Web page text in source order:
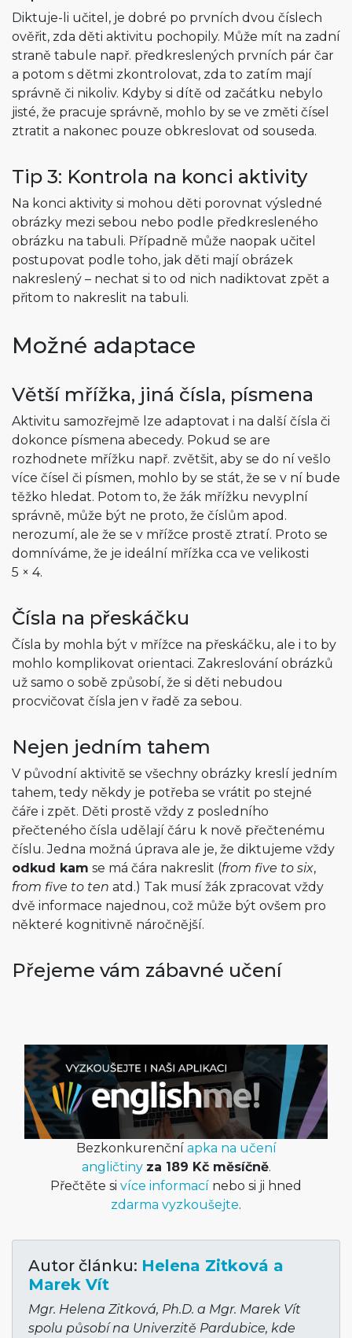
Diktuje-li učitel, je dobré po prvních dvou číslech
ověřit, zda děti aktivitu pochopily. Může mít na zadní
straně tabule např. předkreslených prvních pár čar
a potom s dětmi zkontrolovat, zda to zatím mají
správně či nikoliv. Kdyby si dítě od začátku nebylo
jisté, že pracuje správně, mohlo by se ve změti čísel
ztratit a nakonec pouze obkreslovat od souseda.
Tip 3: Kontrola na konci aktivity
Na konci aktivity si mohou děti porovnat výsledné
obrázky mezi sebou nebo podle předkresleného
obrázku na tabuli. Případně může naopak učitel
postupovat podle toho, jak děti mají obrázek
nakreslený – nechat si to od nich nadiktovat zpět a
přitom to nakreslit na tabuli.
Možné adaptace
Větší mřížka, jiná čísla, písmena
Aktivitu samozřejmě lze adaptovat i na další čísla či
dokonce písmena abecedy. Pokud se are
rozhodnete mřížku např. zvětšit, aby se do ní vešlo
více čísel či písmen, mohlo by se stát, že se v ní bude
těžko hledat. Potom to, že žák mřížku nevyplní
správně, může být ne proto, že číslům apod.
nerozumí, ale že se v mřížce prostě ztratí. Proto se
domníváme, že je ideální mřížka cca ve velikosti
5 × 4.
Čísla na přeskáčku
Čísla by mohla být v mřížce na přeskáčku, ale i to by
mohlo komplikovat orientaci. Zakreslování obrázků
už samo o sobě způsobí, že si děti nebudou
procvičovat čísla jen v řadě za sebou.
Nejen jedním tahem
V původní aktivitě se všechny obrázky kreslí jedním
tahem, tedy někdy je potřeba se vrátit po stejné
čáře i zpět. Děti prostě vždy z posledního
přečteného čísla udělají čáru k nově přečtenému
číslu. Jedna možná úprava ale je, že diktujeme vždy
odkud kam se má čára nakreslit (from five to six,
from five to ten atd.) Tak musí žák zpracovat vždy
dvě informace najednou, což může být ovšem pro
některé kognitivně náročnější.
Přejeme vám zábavné učení
Bezkonkurenční apka na učení
angličtiny za 189 Kč měsíčně.
Přečtěte si více informací nebo si ji hned
zdarma vyzkoušejte.
Autor článku: Helena Zitková a
Marek Vít
Mgr. Helena Zitková, Ph.D. a Mgr. Marek Vít
spolu působí na Univerzitě Pardubice, kde